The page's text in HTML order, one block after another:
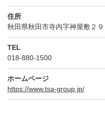
住所
秋田県秋田市寺内字神屋敷２９
TEL
018-880-1500
ホームページ
https://www.tsa-group.jp/